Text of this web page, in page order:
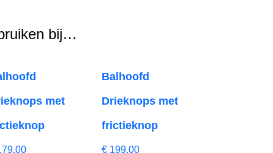
bij…
met
Balhoofd
Drieknops met
frictieknop
€ 199,00